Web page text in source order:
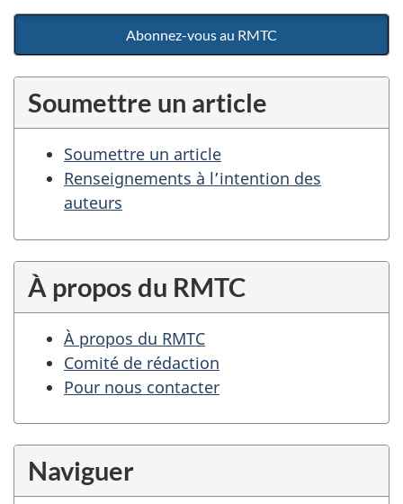
Abonnez-vous au RMTC
Soumettre un article
Soumettre un article
Renseignements à l’intention des
auteurs
À propos du RMTC
À propos du RMTC
Comité de rédaction
Pour nous contacter
Naviguer